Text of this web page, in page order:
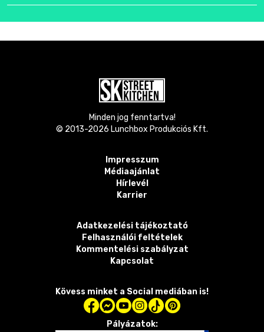
Minden jog fenntartva!
© 2013-2026 Lunchbox Produkciós Kft.
Impresszum
Médiaajánlat
Hírlevél
Karrier
Adatkezelési tájékoztató
Felhasználói feltételek
Kommentelési szabályzat
Kapcsolat
Kövess minket a Social mediában is!
Pályázatok: